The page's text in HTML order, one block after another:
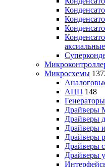
аксиальные
Микросхемы
АЦП 148
Драйверы
Драйверы
Драйверы
Драйверы
Драйверы
Драйверы